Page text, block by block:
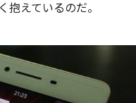
抱えているのだ。